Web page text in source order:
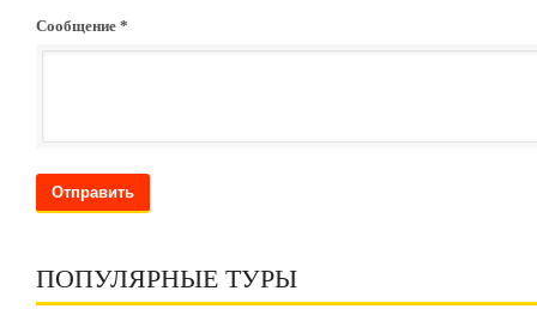
Сообщение *
Отправить
ПОПУЛЯРНЫЕ ТУРЫ